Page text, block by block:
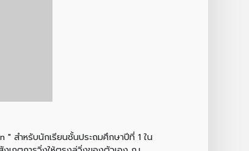
" สำหรับนักเรียนชั้นประถมศึกษาปีที่ 1 ใน